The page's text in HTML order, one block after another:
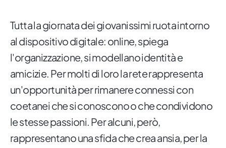
Tutta la giornata dei giovanissimi ruota intorno
al dispositivo digitale: online, spiega
l'organizzazione, si modellano identità e
amicizie. Per molti di loro la rete rappresenta
un'opportunità per rimanere connessi con
coetanei che si conoscono o che condividono
le stesse passioni. Per alcuni, però,
rappresentano una sfida che crea ansia, per la